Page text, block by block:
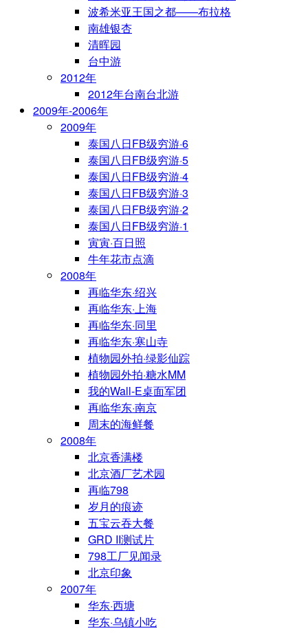
波希米亚王国之都——布拉格
南雄银杏
清晖园
台中游
2012年
2012年台南台北游
2009年-2006年
2009年
泰国八日FB级穷游·6
泰国八日FB级穷游·5
泰国八日FB级穷游·4
泰国八日FB级穷游·3
泰国八日FB级穷游·2
泰国八日FB级穷游·1
寅寅·百日照
牛年花市点滴
2008年
再临华东·绍兴
再临华东·上海
再临华东·同里
再临华东·寒山寺
植物园外拍·绿影仙踪
植物园外拍·糖水MM
我的Wall-E桌面军团
再临华东·南京
周末的海鲜餐
2008年
北京香满楼
北京酒厂艺术园
再临798
岁月的痕迹
五宝云吞大餐
GRD II测试片
798工厂见闻录
北京印象
2007年
华东·西塘
华东·乌镇小吃